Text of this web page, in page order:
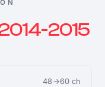
2015
48→60 ch